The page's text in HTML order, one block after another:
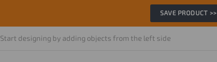
SAVE PRODUCT >>
Start designing by adding objects from the left side